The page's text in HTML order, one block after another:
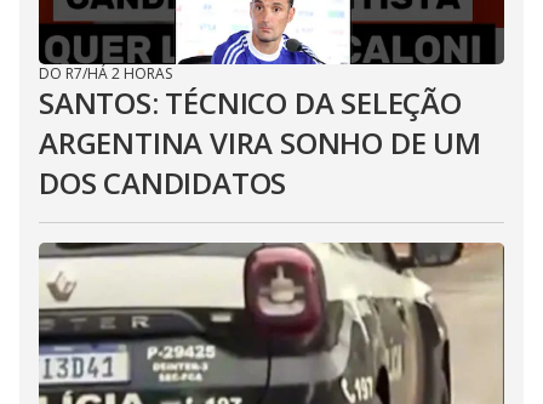
DO R7/HÁ 2 HORAS
SANTOS: TÉCNICO DA SELEÇÃO
ARGENTINA VIRA SONHO DE UM
DOS CANDIDATOS